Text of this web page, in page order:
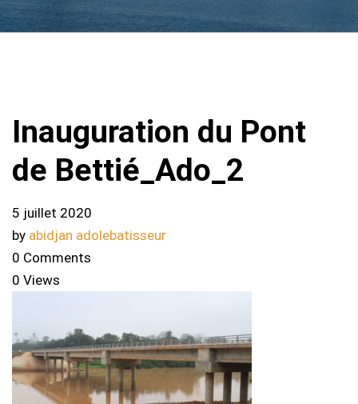
Inauguration du Pont
de Bettié_Ado_2
5 juillet 2020
by abidjan adolebatisseur
0 Comments
0 Views